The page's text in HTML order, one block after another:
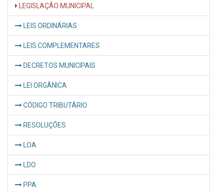
LEGISLAÇÃO MUNICIPAL
LEIS ORDINÁRIAS
LEIS COMPLEMENTARES
DECRETOS MUNICIPAIS
LEI ORGÂNICA
CÓDIGO TRIBUTÁRIO
RESOLUÇÕES
LOA
LDO
PPA